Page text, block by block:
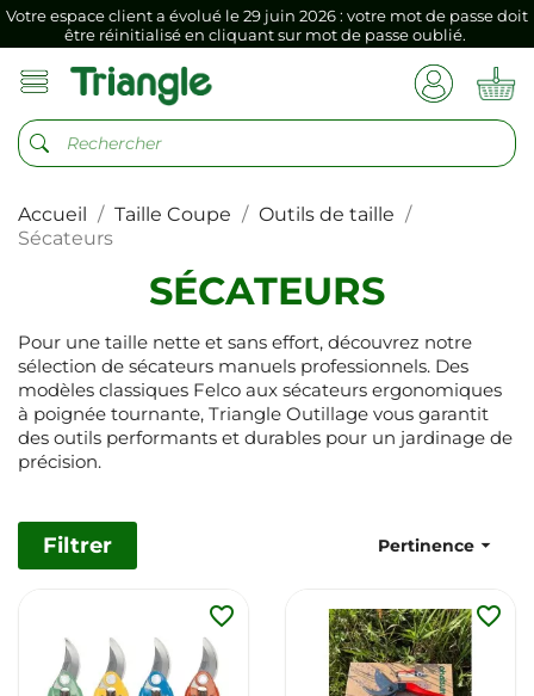
Votre espace client a évolué le 29 juin 2026 : votre mot de passe doit
être réinitialisé en cliquant sur mot de passe oublié.
Si vous aviez mémorisé votre précédent mot de passe dans votre
navigateur internet, il doit être réenregistré à la première connexion
vers votre nouvel espace client.
Votre espace client a évolué le 29 juin 2026 : votre mot de passe doit
être réinitialisé en cliquant sur mot de passe oublié.
Si vous aviez mémorisé votre précédent mot de passe dans votre
navigateur internet, il doit être réenregistré à la première connexion
Accueil Taille Coupe
Outils de taille
Sécateurs
SÉCATEURS
Pour une taille nette et sans effort, découvrez notre
sélection de sécateurs manuels professionnels. Des
modèles classiques Felco aux sécateurs ergonomiques
à poignée tournante, Triangle Outillage vous garantit
des outils performants et durables pour un jardinage de
précision.
Filtrer Pertinence
favorite_border favorite_border